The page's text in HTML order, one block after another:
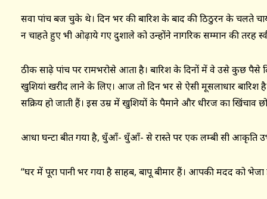
सवा पांच बज चुके थे। दिन भर की बारिश के बाद की ठिठुरन के चलते
न चाहते हुए भी ओढ़ाये गए दुशाले को उन्होंने नागरिक सम्मान की तरह
ठीक साढ़े पांच पर रामभरोसे आता है। बारिश के दिनों में वे उसे कुछ पैसे
खुशियां खरीद लाने के लिए। आज तो दिन भर से ऐसी मूसलाधार बारिश है
सक्रिय हो जाती हैं। इस उम्र में खुशियों के पैमाने और धीरज का खिंचाव
आधा घन्टा बीत गया है, धुँआँ- धुँआँ- से रास्ते पर एक लम्बी सी आकृति
“घर में पूरा पानी भर गया है साहब, बापू बीमार हैं। आपकी मदद को